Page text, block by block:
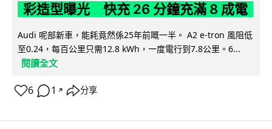
彩造型曝光 快充 26 分鐘充滿 8 成電
Audi 呢部新車，能耗竟然係25年前嘅一半。 A2 e-tron 風阻低
至0.24，每百公里只需12.8 kWh，一度電行到7.8公里。6...
閱讀全文
6 1 ↗ 分享